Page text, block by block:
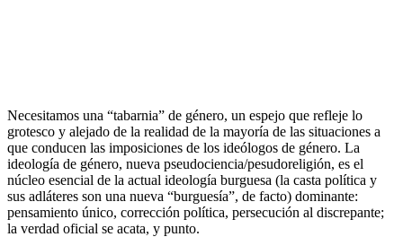
Necesitamos una “tabarnia” de género, un espejo que refleje lo
grotesco y alejado de la realidad de la mayoría de las situaciones a
que conducen las imposiciones de los ideólogos de género. La
ideología de género, nueva pseudociencia/pesudoreligión, es el
núcleo esencial de la actual ideología burguesa (la casta política y
sus adláteres son una nueva “burguesía”, de facto) dominante:
pensamiento único, corrección política, persecución al discrepante;
la verdad oficial se acata, y punto.